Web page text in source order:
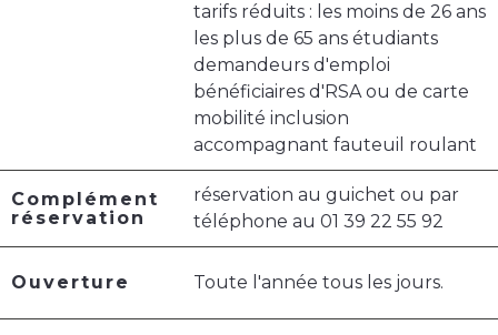
tarifs réduits : les moins de 26 ans
les plus de 65 ans étudiants
demandeurs d'emploi
bénéficiaires d'RSA ou de carte
mobilité inclusion
accompagnant fauteuil roulant
Complément
réservation
réservation au guichet ou par
téléphone au 01 39 22 55 92
Ouverture Toute l'année tous les jours.